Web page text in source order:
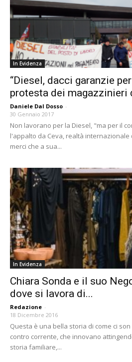
In Evidenza
“Diesel, dacci garanzie
protesta dei magazzinieri
Daniele Dal Dosso -
30 Gennaio 2017
Non lavorano per la Diesel, "ma per il
l'appalto da Ceva, realtà
merci che a sua...
In Evidenza
Chiara Sonda e il suo
dove si lavora di...
Redazione -
18 Dicembre 2016
Questa è una bella storia di come ci
contro corrente, che innovano
storia familiare,...